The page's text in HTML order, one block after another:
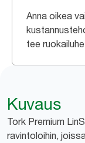
Anna oikea
tee
Kuvaus
Tork Premium
ravintoloihin,